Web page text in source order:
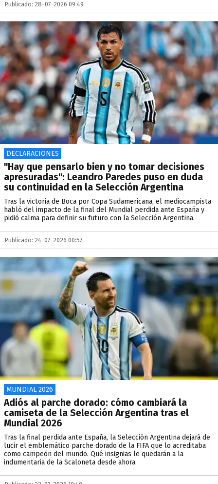
Publicado: 28-07-2026 09:49
DECLARACIONES
"Hay que pensarlo bien y no tomar decisiones
apresuradas": Leandro Paredes puso en duda
su continuidad en la Selección Argentina
Tras la victoria de Boca por Copa Sudamericana, el mediocampista
habló del impacto de la final del Mundial perdida ante España y
pidió calma para definir su futuro con la Selección Argentina.
Publicado: 24-07-2026 00:57
MUNDIAL 2026
Adiós al parche dorado: cómo cambiará la
camiseta de la Selección Argentina tras el
Mundial 2026
Tras la final perdida ante España, la Selección Argentina dejará de
lucir el emblemático parche dorado de la FIFA que lo acreditaba
como campeón del mundo. Qué insignias le quedarán a la
indumentaria de la Scaloneta desde ahora.